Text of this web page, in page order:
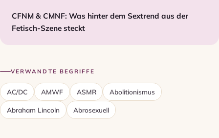
CFNM & CMNF: Was hinter dem Sextrend aus der
Fetisch-Szene steckt
VERWANDTE BEGRIFFE
AC/DC AMWF ASMR Abolitionismus
Abraham Lincoln Abrosexuell